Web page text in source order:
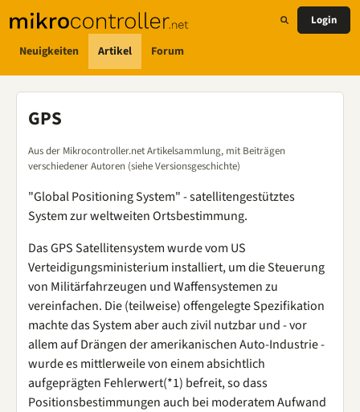
Neuigkeiten Artikel Forum
Login
GPS
Aus der Mikrocontroller.net Artikelsammlung, mit Beiträgen
verschiedener Autoren (siehe Versionsgeschichte)
"Global Positioning System" - satellitengestütztes
System zur weltweiten Ortsbestimmung.
Das GPS Satellitensystem wurde vom US
Verteidigungsministerium installiert, um die Steuerung
von Militärfahrzeugen und Waffensystemen zu
vereinfachen. Die (teilweise) offengelegte Spezifikation
machte das System aber auch zivil nutzbar und - vor
allem auf Drängen der amerikanischen Auto-Industrie -
wurde es mittlerweile von einem absichtlich
aufgeprägten Fehlerwert(*1) befreit, so dass
Positionsbestimmungen auch bei moderatem Aufwand